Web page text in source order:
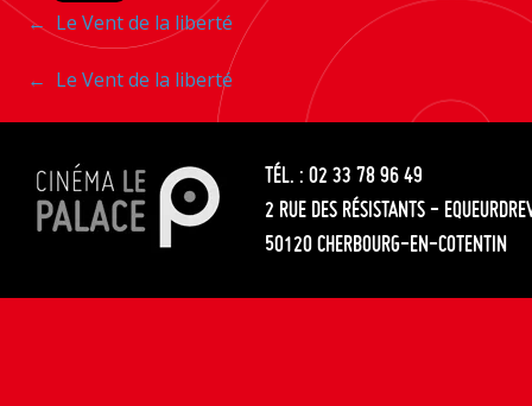
Navigation
entre
les
articles
← Le Vent de la liberté
Navigation
entre
les
articles
← Le Vent de la liberté
TÉL. : 02 33 78 96 49
2 RUE DES RÉSISTANTS -
50120 CHERBOURG-EN-COTENTIN